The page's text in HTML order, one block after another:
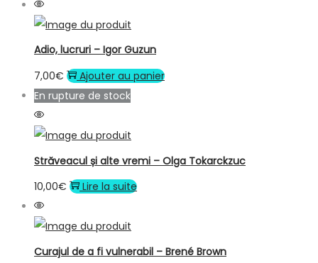
Adio, lucruri – Igor Guzun
7,00€
Ajouter au panier
En rupture de stock
Străveacul și alte vremi – Olga Tokarckzuc
10,00€ Lire la suite
Curajul de a fi vulnerabil – Brené Brown